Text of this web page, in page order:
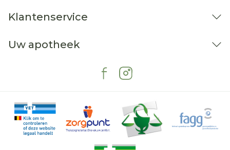
Klantenservice
Uw apotheek